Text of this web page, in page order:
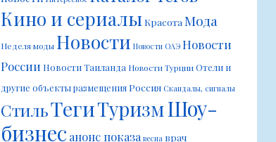
Кино и сериалыКрасота Мода
Неделя моды Новости Новости ОАЭ Новости
России Новости Таиланда Новости ТурцииОтели и
другие объекты размещенияРоссия Скандалы, сигналы
СтильТегиТуризмШоу-
бизнес анонс показа весна врач